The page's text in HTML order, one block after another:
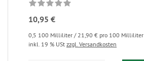
10,95 €
0,5 100 Milliliter / 21,90 € pro 100 Milliliter
inkl. 19 % USt zzgl. Versandkosten